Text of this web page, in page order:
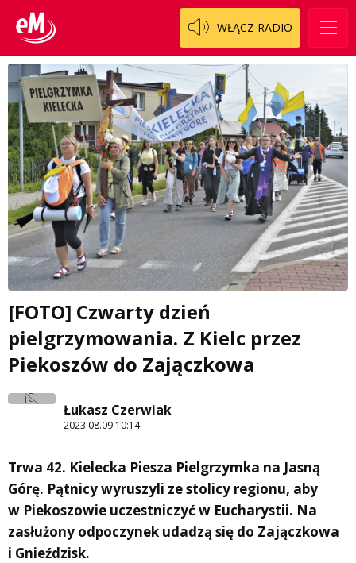
WŁĄCZ RADIO
[FOTO] Czwarty dzień
pielgrzymowania. Z Kielc przez
Piekoszów do Zajączkowa
Łukasz Czerwiak
2023.08.09 10:14
Trwa 42. Kielecka Piesza Pielgrzymka na Jasną
Górę. Pątnicy wyruszyli ze stolicy regionu, aby
w Piekoszowie uczestniczyć w Eucharystii. Na
zasłużony odpoczynek udadzą się do Zajączkowa
i Gnieździsk.